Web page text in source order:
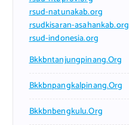
rsud-natunakab.org
rsudkisaran-asahankab.org
rsud-indonesia.org
Bkkbntanjungpinang.org
Bkkbnpangkalpinang.org
Bkkbnbengkulu.org